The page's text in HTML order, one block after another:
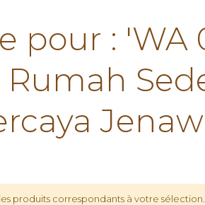
pour : 'WA
produits correspondants à votre sélection.